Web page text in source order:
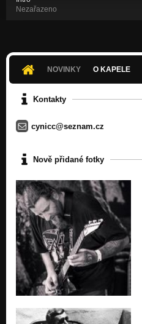
Nezařazeno
NOVINKY O KAPELE
Kontakty
cynicc@seznam.cz
Nově přidané fotky